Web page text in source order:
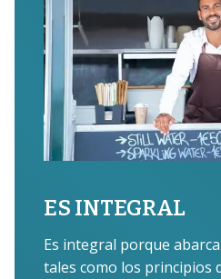
ES INTEGRAL
Es integral porque
tales como los principios